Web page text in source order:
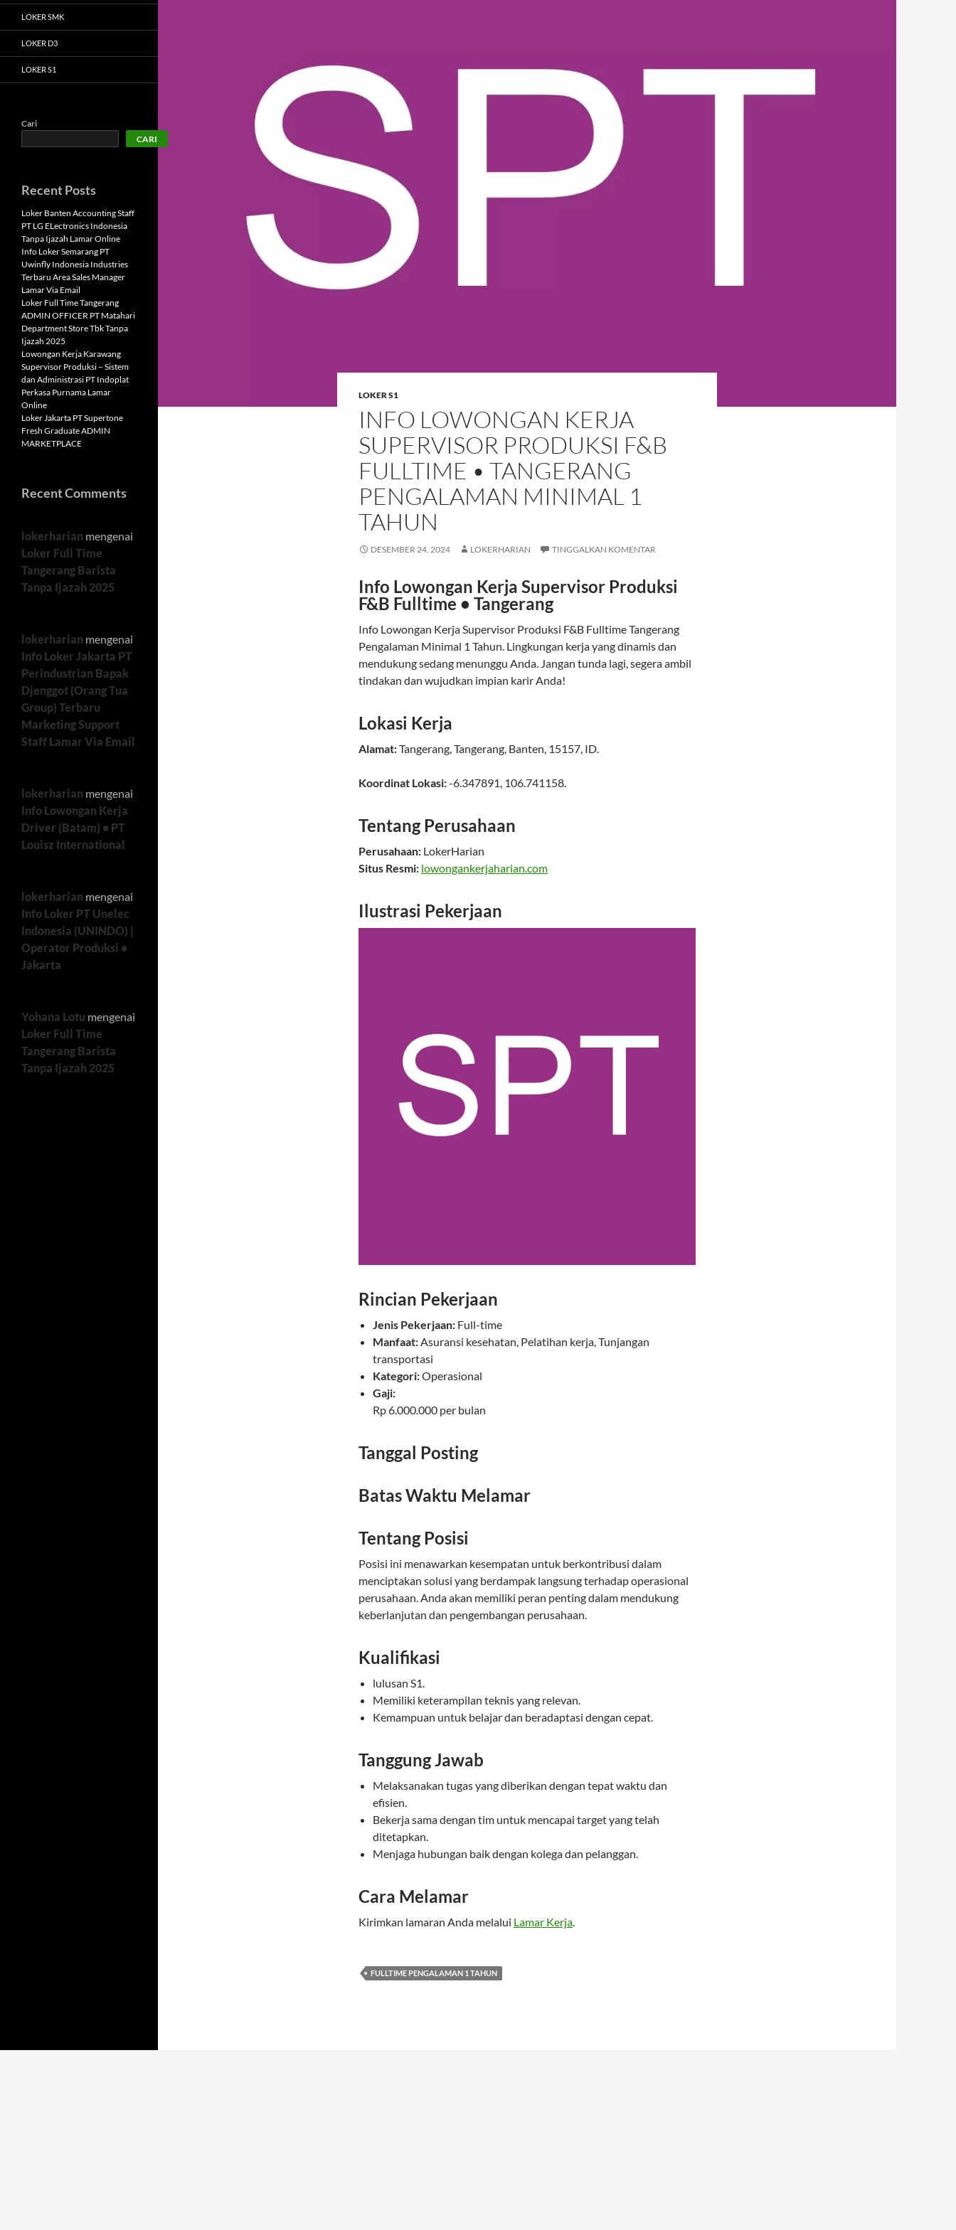
LOKER S1
INFO LOWONGAN KERJA
SUPERVISOR PRODUKSI F&B
FULLTIME • TANGERANG
PENGALAMAN MINIMAL 1
TAHUN
DESEMBER 24, 2024 LOKERHARIAN TINGGALKAN KOMENTAR
Info Lowongan Kerja Supervisor Produksi
F&B Fulltime • Tangerang
Info Lowongan Kerja Supervisor Produksi F&B Fulltime Tangerang
Pengalaman Minimal 1 Tahun. Lingkungan kerja yang dinamis dan
mendukung sedang menunggu Anda. Jangan tunda lagi, segera ambil
tindakan dan wujudkan impian karir Anda!
Lokasi Kerja
Alamat:Tangerang,Tangerang, Banten, 15157, ID.
Koordinat Lokasi:-6.347891, 106.741158.
Tentang Perusahaan
Perusahaan: LokerHarian
Situs Resmi: lowongankerjaharian.com
Ilustrasi Pekerjaan
Rincian Pekerjaan
Jenis Pekerjaan: Full-time
Manfaat:Asuransi kesehatan, Pelatihan kerja, Tunjangan
transportasi
Kategori:Operasional
Gaji:
Rp 6.000.000 per bulan
Tanggal Posting
Batas Waktu Melamar
Tentang Posisi
Posisi ini menawarkan kesempatan untuk berkontribusi dalam
menciptakan solusi yang berdampak langsung terhadap operasional
perusahaan. Anda akan memiliki peran penting dalam mendukung
keberlanjutan dan pengembangan perusahaan.
Kualifikasi
lulusan S1.
Memiliki keterampilan teknis yang relevan.
Kemampuan untuk belajar dan beradaptasi dengan cepat.
Tanggung Jawab
Melaksanakan tugas yang diberikan dengan tepat waktu dan
efisien.
Bekerja sama dengan tim untuk mencapai target yang telah
ditetapkan.
Menjaga hubungan baik dengan kolega dan pelanggan.
Cara Melamar
Kirimkan lamaran Anda melalui Lamar Kerja.
FULLTIME PENGALAMAN 1 TAHUN
LOKER SMK
LOKER D3
LOKER S1
Cari
CARI
Recent Posts
Loker Banten Accounting Staff
PT LG ELectronics Indonesia
Tanpa Ijazah Lamar Online
Info Loker Semarang PT
Uwinfly Indonesia Industries
Terbaru Area Sales Manager
Lamar Via Email
Loker Full Time Tangerang
ADMIN OFFICER PT Matahari
Department Store Tbk Tanpa
Ijazah 2025
Lowongan Kerja Karawang
Supervisor Produksi – Sistem
dan Administrasi PT Indoplat
Perkasa Purnama Lamar
Online
Loker Jakarta PT Supertone
Fresh Graduate ADMIN
MARKETPLACE
Recent Comments
lokerharian mengenai
Loker Full Time
Tangerang Barista
Tanpa Ijazah 2025
lokerharian mengenai
Info Loker Jakarta PT
Perindustrian Bapak
Djenggot (Orang Tua
Group) Terbaru
Marketing Support
Staff Lamar Via Email
lokerharian mengenai
Info Lowongan Kerja
Driver (Batam) • PT
Louisz International
lokerharian mengenai
Info Loker PT Unelec
Indonesia (UNINDO) |
Operator Produksi •
Jakarta
Yohana Lotu mengenai
Loker Full Time
Tangerang Barista
Tanpa Ijazah 2025